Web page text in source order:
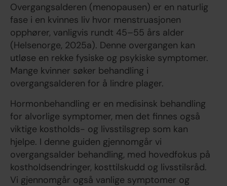
Overgangsalderen (menopausen) er en naturlig
fase i en kvinnes liv hvor menstruasjonen
opphører, vanligvis rundt 45–55 års alder
(Helsenorge, 2025a). Denne overgangen kan
utløse en rekke fysiske og psykiske symptomer.
Mange kvinner søker behandling i
overgangsalderen for å lindre plager.
Hormonbehandling er en medisinsk behandling
for alvorlige symptomer, men det finnes også
viktige kostholds- og livsstilsgrep som kan
hjelpe. I denne guiden gjennomgår vi
overgangsalder behandling, med hovedfokus på
kostholdsendringer, kosttilskudd og livsstilsråd.
Vi gjennomgår også vanlige symptomer og